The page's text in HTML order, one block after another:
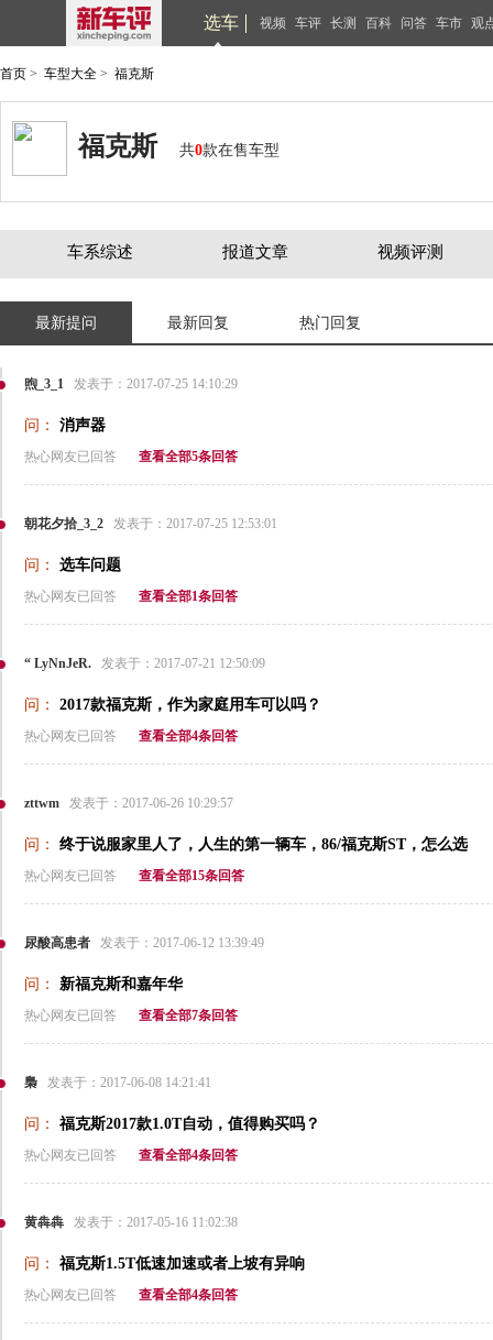
选车 视频 车评 长测 百科 问答 车市 观
首页 > 车型大全 > 福克斯
福克斯 共0款在售车型
车系综述 报道文章 视频评测
最新提问 最新回复 热门回复
煦_3_1 发表于：2017-07-25 14:10:29
问： 消声器
热心网友已回答 查看全部5条回答
朝花夕拾_3_2 发表于：2017-07-25 12:53:01
问： 选车问题
热心网友已回答 查看全部1条回答
“ LyNnJeR. 发表于：2017-07-21 12:50:09
问： 2017款福克斯，作为家庭用车可以吗？
热心网友已回答 查看全部4条回答
zttwm 发表于：2017-06-26 10:29:57
问： 终于说服家里人了，人生的第一辆车，86/福克斯ST，怎么选
热心网友已回答 查看全部15条回答
尿酸高患者 发表于：2017-06-12 13:39:49
问： 新福克斯和嘉年华
热心网友已回答 查看全部7条回答
梟 发表于：2017-06-08 14:21:41
问： 福克斯2017款1.0T自动，值得购买吗？
热心网友已回答 查看全部4条回答
黄犇犇 发表于：2017-05-16 11:02:38
问： 福克斯1.5T低速加速或者上坡有异响
热心网友已回答 查看全部4条回答